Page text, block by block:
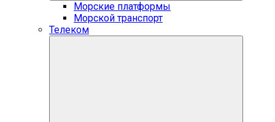
Морские платформы
Морской транспорт
Телеком